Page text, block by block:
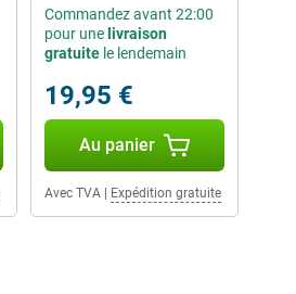
Commandez avant 22:00
pour une livraison
gratuitele lendemain
19,95 €
Au panier
Avec TVA| Expédition gratuite